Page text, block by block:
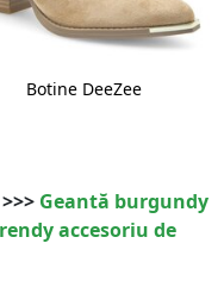
Botine DeeZee
Geantă burgundy
accesoriu de